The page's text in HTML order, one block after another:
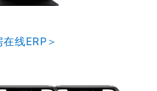
在线ERP＞